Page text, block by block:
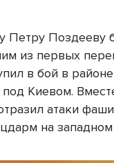
Петру Поздееву
из первых
в бой в
Киевом.
атаки
на